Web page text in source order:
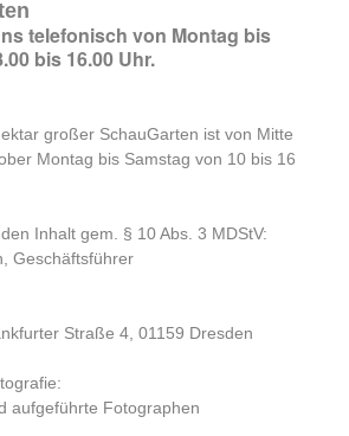
telefonisch von Montag bis
bis 16.00 Uhr.
großer SchauGarten ist von Mitte
Montag bis Samstag von 10 bis 16
Inhalt gem. § 10 Abs. 3 MDStV:
Geschäftsführer
Straße 4, 01159 Dresden
aufgeführte Fotographen